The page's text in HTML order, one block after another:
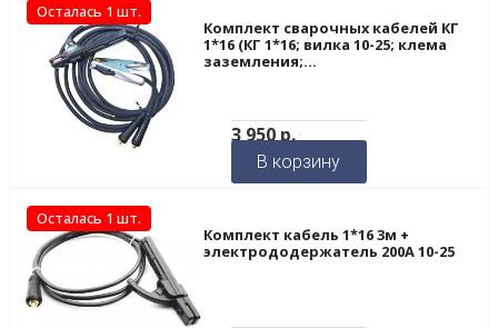
Осталась 1 шт.
Комплект сварочных кабелей КГ
1*16 (КГ 1*16; вилка 10-25; клема
заземления;
3 950р.
В корзину
Осталась 1 шт.
Комплект кабель 1*16 3м +
электрододержатель 200А 10-25